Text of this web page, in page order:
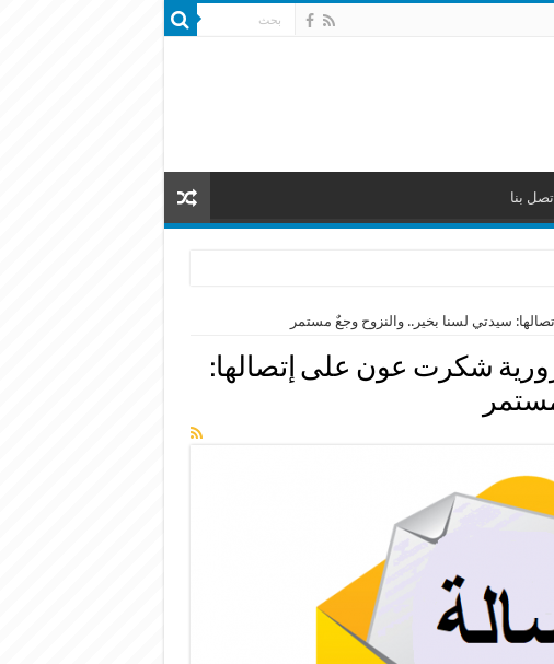
بنا
سيدتي لسنا بخير.. والنزوح وجعٌ مستمر
شكرت عون على إتصالها: